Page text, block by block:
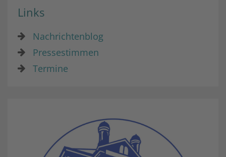
Links
Nachrichtenblog
Pressestimmen
Termine